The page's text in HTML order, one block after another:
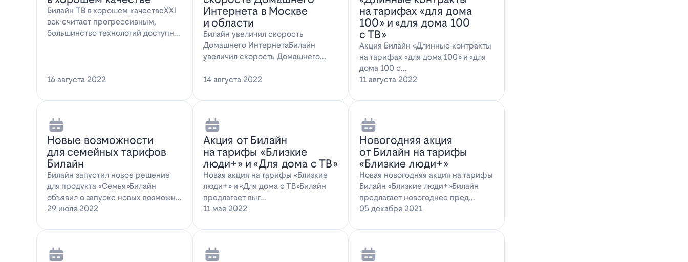
Билайн ТВ в хорошем качествеXXI
век считает прогрессивным,
большинство технологий доступны
16 августа 2022
Интернета в Москве
и области
Билайн увеличил скорость
Домашнего ИнтернетаБилайн
увеличил скорость Домашнего
14 августа 2022
на тарифах «для дома
100» и «для дома 100
с ТВ»
Акция Билайн «Длинные контракты
на тарифах «для дома 100» и «для
дома 100 с…
11 августа 2022
Новые возможности
для семейных тарифов
Билайн
Билайн запустил новое решение
для продукта «Семья»Билайн
объявил о запуске новых возможн…
29 июля 2022
Акция от Билайн
на тарифы «Близкие
люди+» и «Для дома с ТВ»
Новая акция на тарифы «Близкие
люди+» и «Для дома с ТВ»Билайн
предлагает выг…
11 мая 2022
Новогодняя акция
от Билайн на тарифы
«Близкие люди+»
Новая новогодняя акция на тарифы
Билайн «Близкие люди+»Билайн
предлагает новогоднее пред…
05 декабря 2021